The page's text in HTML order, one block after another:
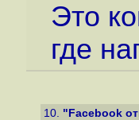
Это
где
10. "Facebook